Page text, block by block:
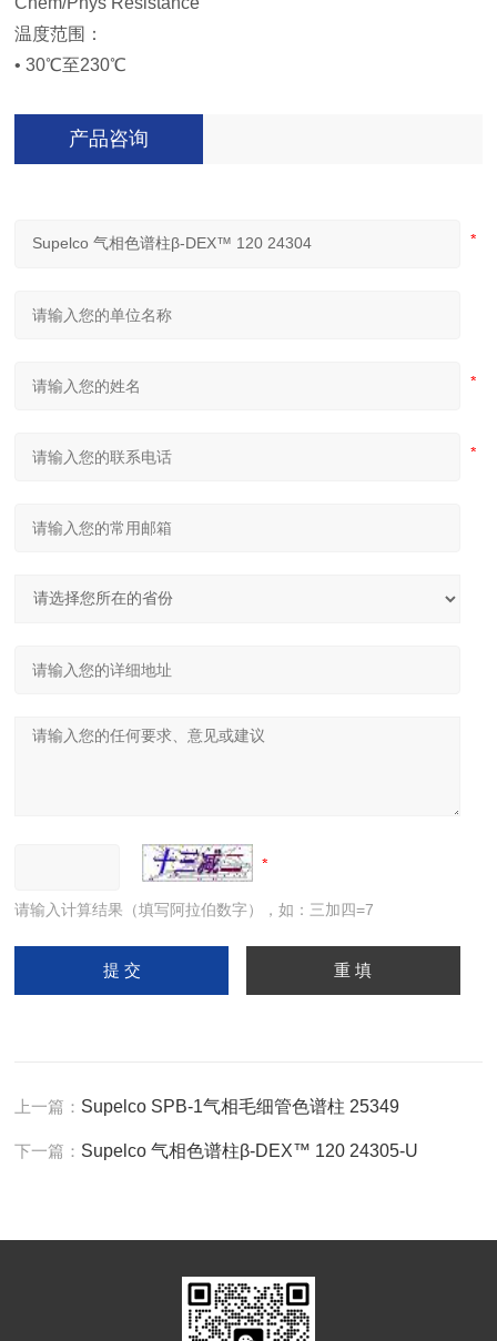
温度范围：
• 30℃至230℃
产品咨询
请输入计算结果（填写阿拉伯数字），如：三加四=7
上一篇： Supelco SPB-1气相毛细管色谱柱 25349
下一篇： Supelco 气相色谱柱β-DEX™ 120 24305-U